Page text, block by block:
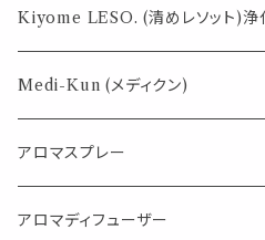
薄荷の香りで体感温度-4℃ !? スー
パロサント
Kiyome LESO. (清めレソット)浄
Medi-Kun (メディクン)
アロマスプレー
目的で選ぶ
アロマディフューザー